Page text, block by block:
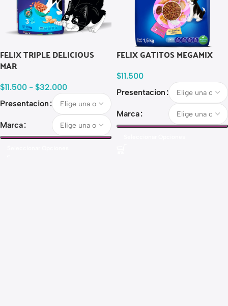
FELIX TRIPLE DELICIOUS
MAR
$11.500 - $32.000
Presentacion
Marca
FELIX GATITOS MEGAMIX
$11.500
Presentacion
Marca